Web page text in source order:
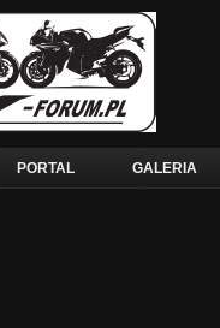
PORTAL GALERIA